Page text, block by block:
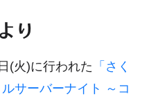
り
(火)に行われた 「さく
サーバーナイト ～コ